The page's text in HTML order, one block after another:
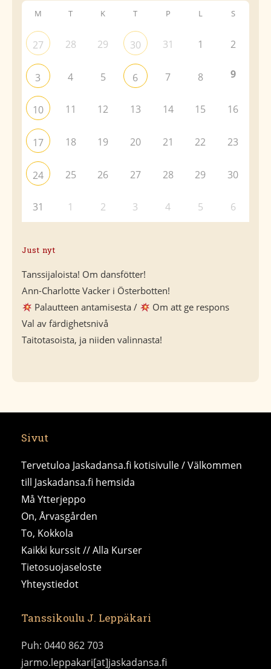
M T K T P L S
27 28 29 30 31 1 2
3 4 5 6 7 8 9
10 11 12 13 14 15 16
17 18 19 20 21 22 23
24 25 26 27 28 29 30
31 1 2 3 4 5 6
Just nyt
Tanssijaloista! Om dansfötter!
Ann-Charlotte Vacker i Österbotten!
Palautteen antamisesta /
Om att ge respons
Val av färdighetsnivå
Taitotasoista, ja niiden valinnasta!
Sivut
Tervetuloa Jaskadansa.fi kotisivulle / Välkommen
till Jaskadansa.fi hemsida
Må Ytterjeppo
On, Årvasgården
To, Kokkola
Kaikki kurssit // Alla Kurser
Tietosuojaseloste
Yhteystiedot
Tanssikoulu J. Leppäkari
Puh: 0440 862 703
jarmo.leppakari[at]jaskadansa.fi